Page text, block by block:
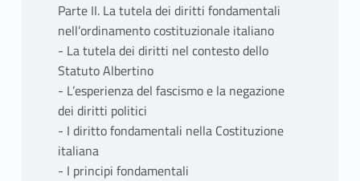
Parte II. La tutela dei diritti fondamentali
nell’ordinamento costituzionale italiano
- La tutela dei diritti nel contesto dello
Statuto Albertino
- L’esperienza del fascismo e la negazione
dei diritti politici
- I diritto fondamentali nella Costituzione
italiana
- I principi fondamentali